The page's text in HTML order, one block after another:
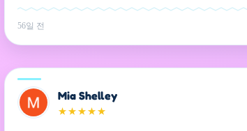
56일 전
Mia Shelley
★ ★ ★ ★ ★